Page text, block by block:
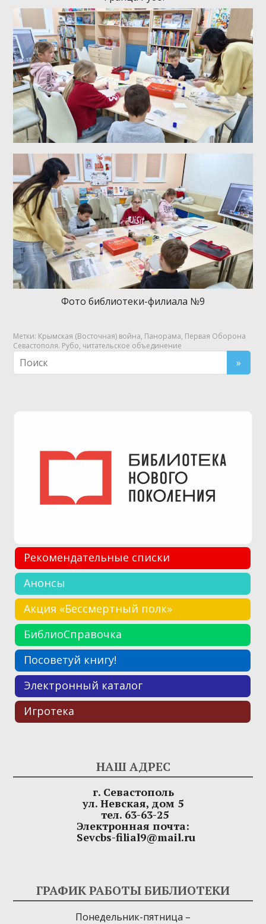
Фото библиотеки-филиала №9
Метки: Крымская (Восточная) война, Панорама, Первая Оборона
Севастополя. Рубо, читательское объединение
Рекомендательные списки
Анонсы
Акция «Бессмертный полк»
БиблиоСправочка
Посоветуй книгу!
Электронный каталог
Игротека
НАШ АДРЕС
г. Севастополь
ул. Невская, дом 5
тел. 63-63-25
Электронная почта:
Sevcbs-filial9@mail.ru
ГРАФИК РАБОТЫ БИБЛИОТЕКИ
Понедельник-пятница –